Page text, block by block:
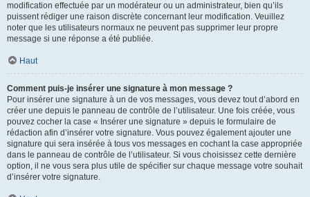
modification effectuée par un modérateur ou un administrateur, bien qu’ils
puissent rédiger une raison discrète concernant leur modification. Veuillez
noter que les utilisateurs normaux ne peuvent pas supprimer leur propre
message si une réponse a été publiée.
Haut
Comment puis-je insérer une signature à mon message ?
Pour insérer une signature à un de vos messages, vous devez tout d’abord en
créer une depuis le panneau de contrôle de l’utilisateur. Une fois créée, vous
pouvez cocher la case « Insérer une signature » depuis le formulaire de
rédaction afin d’insérer votre signature. Vous pouvez également ajouter une
signature qui sera insérée à tous vos messages en cochant la case appropriée
dans le panneau de contrôle de l’utilisateur. Si vous choisissez cette dernière
option, il ne vous sera plus utile de spécifier sur chaque message votre souhait
d’insérer votre signature.